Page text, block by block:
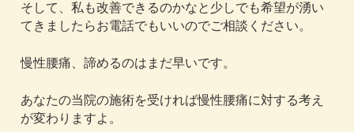
そして、私も改善できるのかなと少しでも希望が湧い
てきましたらお電話でもいいのでご相談ください。
慢性腰痛、諦めるのはまだ早いです。
あなたの当院の施術を受ければ慢性腰痛に対する考え
が変わりますよ。